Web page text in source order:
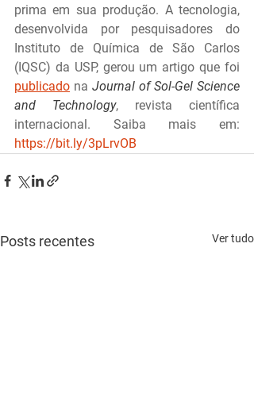
prima em sua produção. A tecnologia,
desenvolvida por pesquisadores do
Instituto de Química de São Carlos
publicado na Journal of Sol-Gel Science
and Technology, revista científica
https://bit.ly/3pLrvOB
Posts recentes Ver tudo